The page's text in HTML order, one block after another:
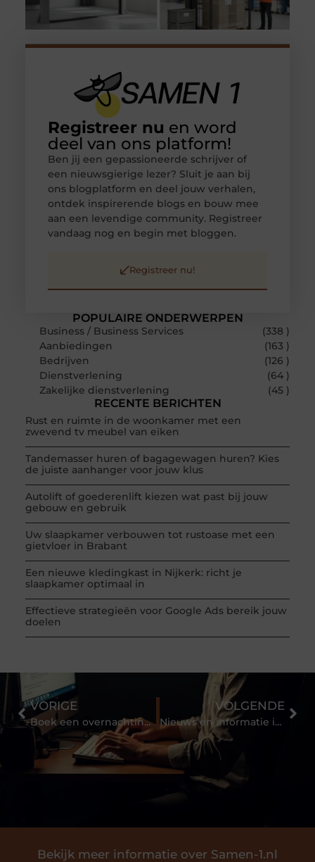
POPULAIRE ONDERWERPEN
Business / Business Services
(338 )
Aanbiedingen
(163 )
Bedrijven
(126 )
Dienstverlening
(64 )
Zakelijke dienstverlening
(45 )
RECENTE BERICHTEN
Rust en ruimte in de woonkamer met een
zwevend tv meubel van eiken
Tandemasser huren of bagagewagen huren? Kies
de juiste aanhanger voor jouw klus
Autolift of goederenlift kiezen wat past bij jouw
gebouw en gebruik
Uw slaapkamer verbouwen tot rustoase met een
gietvloer in Brabant
Een nieuwe kledingkast in Nijkerk: richt je
slaapkamer optimaal in
Effectieve strategieën voor Google Ads bereik jouw
doelen
Registreer nu en word
deel van ons platform!
Ben jij een gepassioneerde schrijver of
een nieuwsgierige lezer? Sluit je aan bij
ons blogplatform en deel jouw verhalen,
ontdek inspirerende blogs en bouw mee
aan een levendige community. Registreer
vandaag nog en begin met bloggen.
Registreer nu!
Bekijk meer informatie over Samen-1.nl
VORIGE
Boek een overnachting in de Achterhoek
VOLGENDE
Nieuws en informatie installatiematerialen